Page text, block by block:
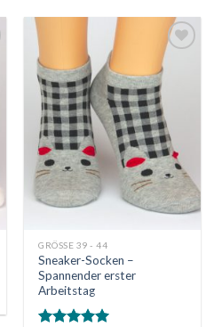
die
Wunschliste
GRÖSSE 39 - 44
Sneaker-Socken –
Spannender erster
Arbeitstag